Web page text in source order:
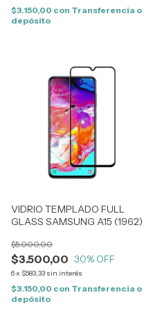
$3.150,00 con Transferencia o
depósito
VIDRIO TEMPLADO FULL
GLASS SAMSUNG A15 (1962)
$3.500,00
$5.000,00
30% OFF
6x $583,33 sin interés
$3.150,00 con Transferencia o
depósito